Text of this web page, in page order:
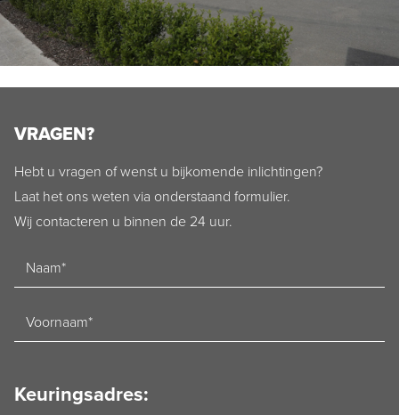
VRAGEN?
Hebt u vragen of wenst u bijkomende inlichtingen?
Laat het ons weten via onderstaand formulier.
Wij contacteren u binnen de 24 uur.
Naam
Voornaam
Keuringsadres: